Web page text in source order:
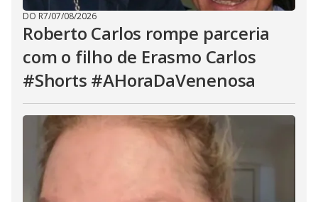
DO R7/07/08/2026
Roberto Carlos rompe parceria
com o filho de Erasmo Carlos
#Shorts #AHoraDaVenenosa